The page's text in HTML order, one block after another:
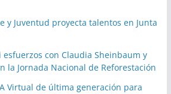
y Juventud proyecta talentos en Junta
esfuerzos con Claudia Sheinbaum y
la Jornada Nacional de Reforestación
Virtual de última generación para